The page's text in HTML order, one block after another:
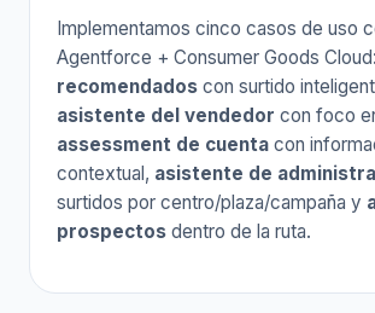
Implementamos cinco casos de uso
Agentforce + Consumer Goods Cloud:
recomendados con surtido
asistente del vendedor con foco
assessment de cuenta con
contextual, asistente de
surtidos por centro/plaza/campaña y
prospectos dentro de la ruta.